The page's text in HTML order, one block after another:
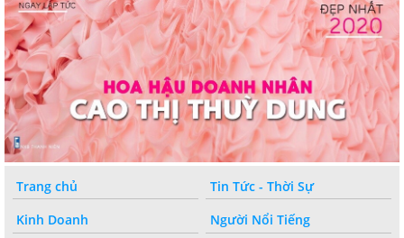
Trang chủ
Tin Tức - Thời Sự
Kinh Doanh
Người Nổi Tiếng